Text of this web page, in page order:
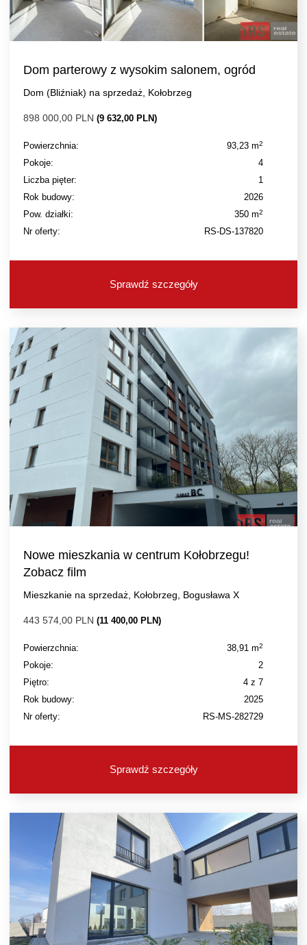
Dom parterowy z wysokim salonem, ogród
Dom (Bliźniak) na sprzedaż, Kołobrzeg
898 000,00 PLN (9 632,00 PLN)
Powierzchnia: 93,23 m2
Pokoje:
4
Liczba pięter:
1
Rok budowy:
2026
Pow. działki:
350 m2
Nr oferty: RS-DS-137820
Sprawdź szczegóły
Nowe mieszkania w centrum Kołobrzegu!
Zobacz film
Mieszkanie na sprzedaż, Kołobrzeg, Bogusława X
443 574,00 PLN (11 400,00 PLN)
Powierzchnia: 38,91 m2
Pokoje:
2
Piętro:
4 z 7
Rok budowy:
2025
Nr oferty:
RS-MS-282729
Sprawdź szczegóły